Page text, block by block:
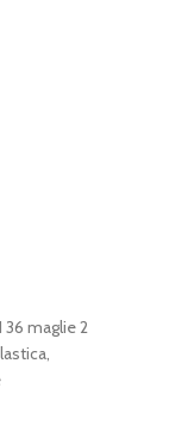
36 maglie 2